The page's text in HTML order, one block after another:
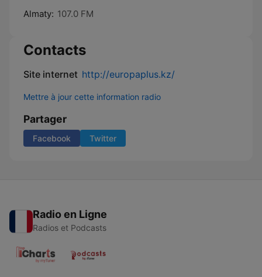
Almaty: 107.0 FM
Contacts
Site internet http://europaplus.kz/
Mettre à jour cette information radio
Partager
Facebook Twitter
Radio en Ligne
Radios et Podcasts